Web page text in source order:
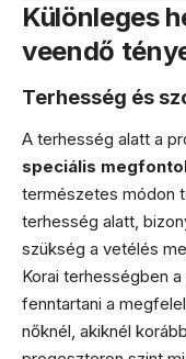
Különleges
veendő
Terhesség és
A terhesség alatt a
speciális
természetes módon
terhesség alatt,
szükség a vetélés
Korai terhességben
fenntartani a
nőknél, akiknél